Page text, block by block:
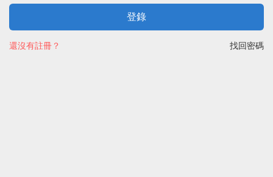
登錄
找回密碼
還沒有註冊？